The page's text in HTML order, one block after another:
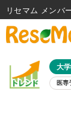
大
医専
リセマム メンバ